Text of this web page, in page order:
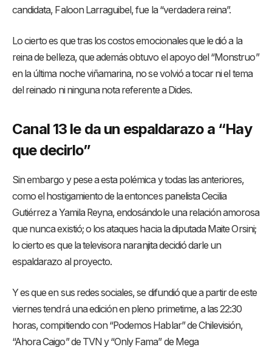
candidata, Faloon Larraguibel, fue la “verdadera reina”.
Lo cierto es que tras los costos emocionales que le dió a la
reina de belleza, que además obtuvo el apoyo del “Monstruo”
en la última noche viñamarina, no se volvió a tocar ni el tema
del reinado ni ninguna nota referente a Dides.
Canal 13 le da un espaldarazo a “Hay
que decirlo”
Sin embargo y pese a esta polémica y todas las anteriores,
como el hostigamiento de la entonces panelista Cecilia
Gutiérrez a Yamila Reyna, endosándole una relación amorosa
que nunca existió; o los ataques hacia la diputada Maite Orsini;
lo cierto es que la televisora naranjita decidió darle un
espaldarazo al proyecto.
Y es que en sus redes sociales, se difundió que a partir de este
viernes tendrá una edición en pleno primetime, a las 22:30
horas, compitiendo con “Podemos Hablar” de Chilevisión,
“Ahora Caigo” de TVN y “Only Fama” de Mega